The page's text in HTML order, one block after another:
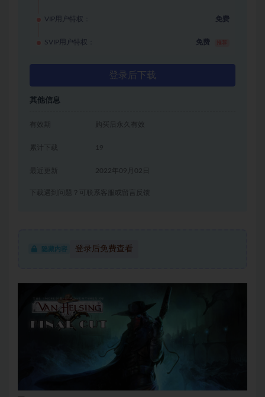
VIP用户特权： 免费
SVIP用户特权： 免费
登录后下载
其他信息
有效期 购买后永久有效
累计下载 19
2022年09月02日
下载遇到问题？可联系客服或留言反馈
隐藏内容 登录后免费查看